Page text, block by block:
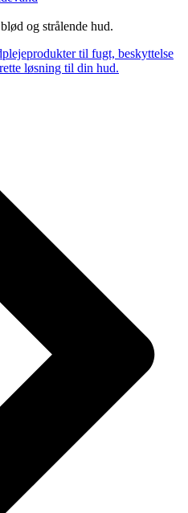
og strålende hud.
til fugt, beskyttelse
løsning til din hud.